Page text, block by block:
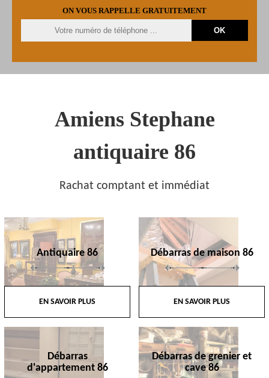
ON VOUS RAPPELLE GRATUITEMENT
Amiens Stephane
antiquaire 86
Rachat comptant et immédiat
Antiquaire 86
EN SAVOIR PLUS
Débarras de maison 86
EN SAVOIR PLUS
Débarras
d'appartement 86
Débarras de grenier et
cave 86